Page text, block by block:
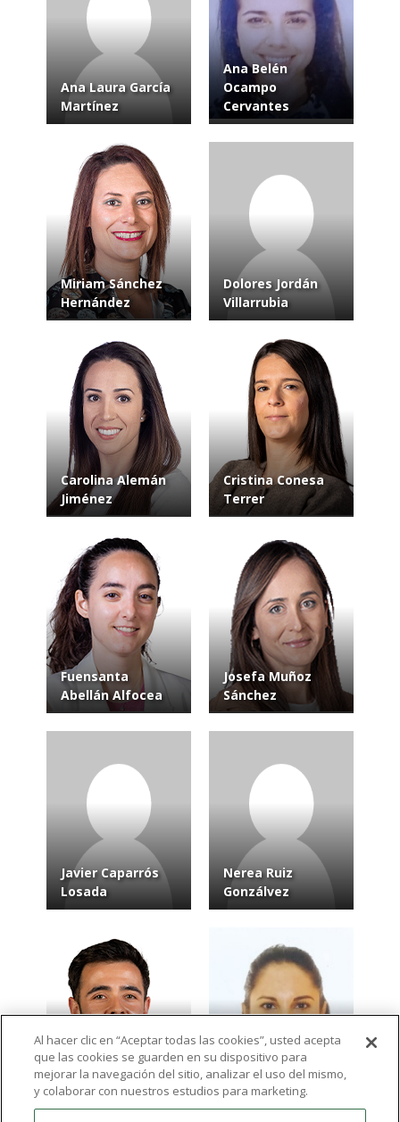
Ana Laura García
Martínez
Ana Belén
Ocampo
Cervantes
Miriam Sánchez
Hernández
Dolores Jordán
Villarrubia
Carolina Alemán
Jiménez
Cristina Conesa
Terrer
Fuensanta
Abellán Alfocea
Josefa Muñoz
Sánchez
Javier Caparrós
Losada
Nerea Ruiz
Gonzálvez
Álvaro Ros
Romero
Lizette Alejandra
Ortega Martínez
Al hacer clic en “Aceptar todas las cookies”, usted acepta
que las cookies se guarden en su dispositivo para
mejorar la navegación del sitio, analizar el uso del mismo,
y colaborar con nuestros estudios para marketing.